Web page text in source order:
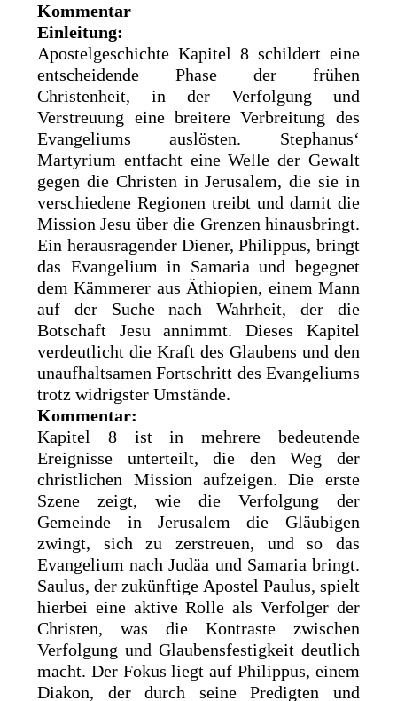
Kommentar
Einleitung:
Apostelgeschichte Kapitel 8 schildert eine
entscheidende Phase der frühen
Christenheit, in der Verfolgung und
Verstreuung eine breitere Verbreitung des
Evangeliums auslösten. Stephanus‘
Martyrium entfacht eine Welle der Gewalt
gegen die Christen in Jerusalem, die sie in
verschiedene Regionen treibt und damit die
Mission Jesu über die Grenzen hinausbringt.
Ein herausragender Diener, Philippus, bringt
das Evangelium in Samaria und begegnet
dem Kämmerer aus Äthiopien, einem Mann
auf der Suche nach Wahrheit, der die
Botschaft Jesu annimmt. Dieses Kapitel
verdeutlicht die Kraft des Glaubens und den
unaufhaltsamen Fortschritt des Evangeliums
trotz widrigster Umstände.
Kommentar:
Kapitel 8 ist in mehrere bedeutende
Ereignisse unterteilt, die den Weg der
christlichen Mission aufzeigen. Die erste
Szene zeigt, wie die Verfolgung der
Gemeinde in Jerusalem die Gläubigen
zwingt, sich zu zerstreuen, und so das
Evangelium nach Judäa und Samaria bringt.
Saulus, der zukünftige Apostel Paulus, spielt
hierbei eine aktive Rolle als Verfolger der
Christen, was die Kontraste zwischen
Verfolgung und Glaubensfestigkeit deutlich
macht. Der Fokus liegt auf Philippus, einem
Diakon, der durch seine Predigten und